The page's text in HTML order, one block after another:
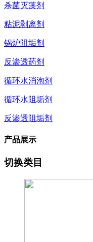
杀菌灭藻剂
粘泥剥离剂
锅炉阻垢剂
反渗透药剂
循环水消泡剂
循环水阻垢剂
反渗透阻垢剂
产品展示
切换类目